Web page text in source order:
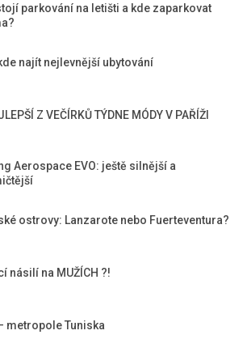
parkování na letišti a kde zaparkovat
najít nejlevnější ubytování
Z VEČÍRKŮ TÝDNE MÓDY V PAŘÍŽI
Aerospace EVO: ještě silnější a
ostrovy: Lanzarote nebo Fuerteventura?
násilí na MUŽÍCH ?!
metropole Tuniska